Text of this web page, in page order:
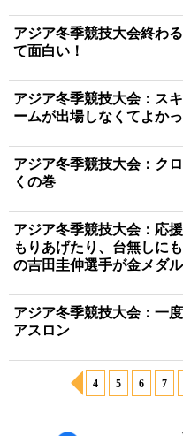
アジア冬季競技大会終わ
て面白い！
アジア冬季競技大会：ス
ームが出場しなくてよか
アジア冬季競技大会：ク
くの巻
アジア冬季競技大会：応
もりあげたり、台無しに
の吉田圭伸選手が金メダ
アジア冬季競技大会：一
アスロン
4 5 6 7